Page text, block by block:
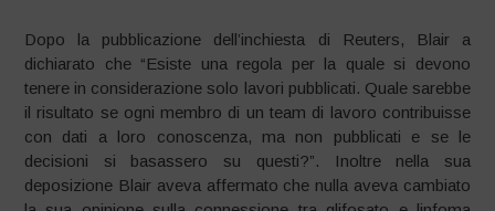
Dopo la pubblicazione dell’inchiesta di Reuters, Blair a
dichiarato che “Esiste una regola per la quale si devono
tenere in considerazione solo lavori pubblicati. Quale sarebbe
il risultato se ogni membro di un team di lavoro contribuisse
con dati a loro conoscenza, ma non pubblicati e se le
decisioni si basassero su questi?”. Inoltre nella sua
deposizione Blair aveva affermato che nulla aveva cambiato